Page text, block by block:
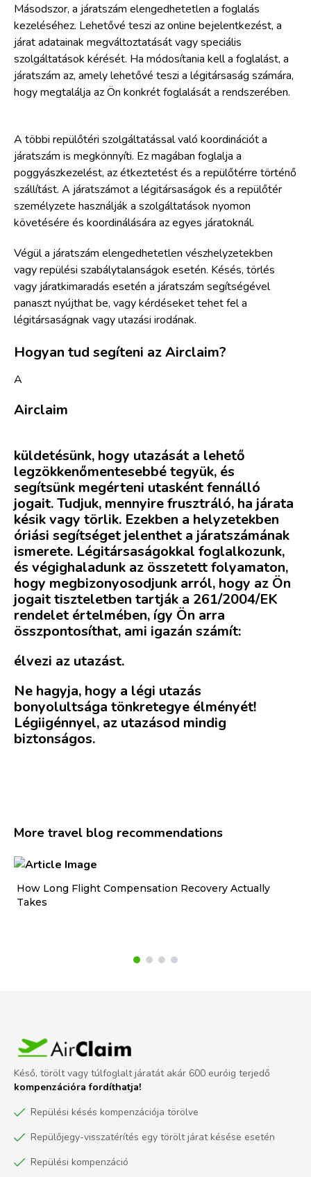
Másodszor, a járatszám elengedhetetlen a foglalás
kezeléséhez. Lehetővé teszi az online bejelentkezést, a
járat adatainak megváltoztatását vagy speciális
szolgáltatások kérését. Ha módosítania kell a foglalást, a
járatszám az, amely lehetővé teszi a légitársaság számára,
hogy megtalálja az Ön konkrét foglalását a rendszerében.
A többi repülőtéri szolgáltatással való koordinációt a
járatszám is megkönnyíti. Ez magában foglalja a
poggyászkezelést, az étkeztetést és a repülőtérre történő
szállítást. A járatszámot a légitársaságok és a repülőtér
személyzete használják a szolgáltatások nyomon
követésére és koordinálására az egyes járatoknál.
Végül a járatszám elengedhetetlen vészhelyzetekben
vagy repülési szabálytalanságok esetén. Késés, törlés
vagy járatkimaradás esetén a járatszám segítségével
panaszt nyújthat be, vagy kérdéseket tehet fel a
légitársaságnak vagy utazási irodának.
Hogyan tud segíteni az Airclaim?
A
Airclaim
küldetésünk, hogy utazását a lehető
legzökkenőmentesebbé tegyük, és
segítsünk megérteni utasként fennálló
jogait. Tudjuk, mennyire frusztráló, ha járata
késik vagy törlik. Ezekben a helyzetekben
óriási segítséget jelenthet a járatszámának
ismerete. Légitársaságokkal foglalkozunk,
és végighaladunk az összetett folyamaton,
hogy megbizonyosodjunk arról, hogy az Ön
jogait tiszteletben tartják a 261/2004/EK
rendelet értelmében, így Ön arra
összpontosíthat, ami igazán számít:
élvezi az utazást.
Ne hagyja, hogy a légi utazás
bonyolultsága tönkretegye élményét!
Légiigénnyel, az utazásod mindig
biztonságos.
More travel blog recommendations
How Long Flight Compensation Recovery Actually
Takes
Késő, törölt vagy túlfoglalt járatát akár 600 euróig terjedő
kompenzációra fordíthatja!
Repülési késés kompenzációja törölve
Repülőjegy-visszatérítés egy törölt járat késése esetén
Repülési kompenzáció